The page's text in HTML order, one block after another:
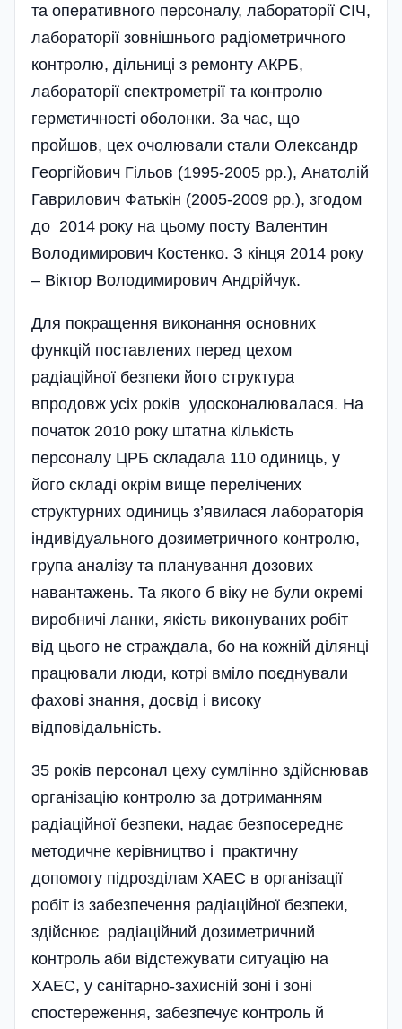
та оперативного персоналу, лабораторії СІЧ,
лабораторії зовнішнього радіометричного
контролю, дільниці з ремонту АКРБ,
лабораторії спектрометрії та контролю
герметичності оболонки. За час, що
пройшов, цех очолювали стали Олександр
Георгійович Гільов (1995-2005 рр.), Анатолій
Гаврилович Фатькін (2005-2009 рр.), згодом
до 2014 року на цьому посту Валентин
Володимирович Костенко. З кінця 2014 року
– Віктор Володимирович Андрійчук.
Для покращення виконання основних
функцій поставлених перед цехом
радіаційної безпеки його структура
впродовж усіх років удосконалювалася. На
початок 2010 року штатна кількість
персоналу ЦРБ складала 110 одиниць, у
його складі окрім вище перелічених
структурних одиниць з’явилася лабораторія
індивідуального дозиметричного контролю,
група аналізу та планування дозових
навантажень. Та якого б віку не були окремі
виробничі ланки, якість виконуваних робіт
від цього не страждала, бо на кожній ділянці
працювали люди, котрі вміло поєднували
фахові знання, досвід і високу
відповідальність.
35 років персонал цеху сумлінно здійснював
організацію контролю за дотриманням
радіаційної безпеки, надає безпосереднє
методичне керівництво і практичну
допомогу підрозділам ХАЕС в організації
робіт із забезпечення радіаційної безпеки,
здійснює радіаційний дозиметричний
контроль аби відстежувати ситуацію на
ХАЕС, у санітарно-захисній зоні і зоні
спостереження, забезпечує контроль й